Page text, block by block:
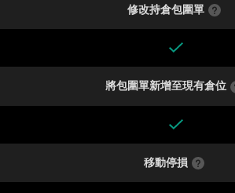
修改持倉包圍單
將包圍單新增至現有倉位
移動停損